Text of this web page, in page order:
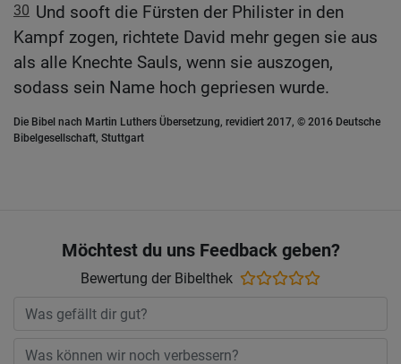
30 Und sooft die Fürsten der Philister in den
Kampf zogen, richtete David mehr gegen sie aus
als alle Knechte Sauls, wenn sie auszogen,
sodass sein Name hoch gepriesen wurde.
Die Bibel nach Martin Luthers Übersetzung, revidiert 2017, © 2016 Deutsche
Bibelgesellschaft, Stuttgart
Möchtest du uns Feedback geben?
Bewertung der Bibelthek